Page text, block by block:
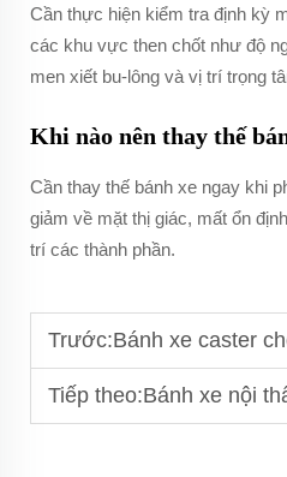
Cần thực hiện kiểm tra định kỳ
các khu vực then chốt như độ
men xiết bu-lông và vị trí trọng
Khi nào nên thay thế
Cần thay thế bánh xe ngay khi
giảm về mặt thị giác, mất ổn
trí các thành phần.
Trước:Bánh xe caster cho thiết bị
Tiếp theo:Bánh xe nội thất cho ghế